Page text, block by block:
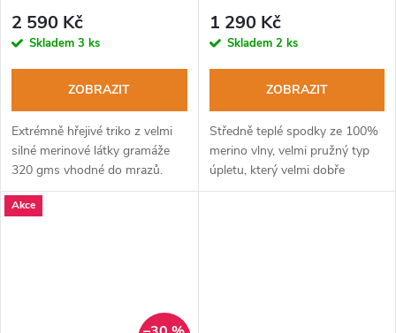
2 590 Kč
Skladem 3 ks
ZOBRAZIT
Extrémně hřejivé triko z velmi
silné merinové látky gramáže
320 gms vhodné do mrazů.
1 290 Kč
Skladem 2 ks
ZOBRAZIT
Středně teplé spodky ze 100%
merino vlny, velmi pružný typ
úpletu, který velmi dobře
kopíruje kontury těla.
Akce